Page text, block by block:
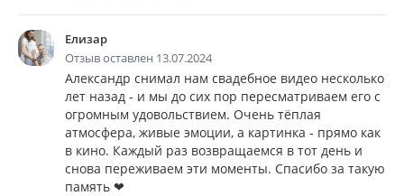
Елизар
Отзыв оставлен 13.07.2024
Александр снимал нам свадебное видео несколько
лет назад - и мы до сих пор пересматриваем его с
огромным удовольствием. Очень тёплая
атмосфера, живые эмоции, а картинка - прямо как
в кино. Каждый раз возвращаемся в тот день и
снова переживаем эти моменты. Спасибо за такую
память ❤